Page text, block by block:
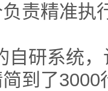
责精准执
自研系统
简到了